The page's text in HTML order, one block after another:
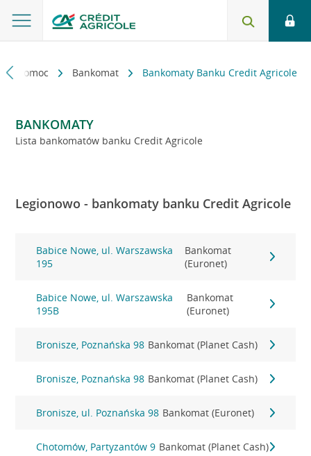
i pomoc Bankomat Bankomaty Banku Credit Agricole
BANKOMATY
Lista bankomatów banku Credit Agricole
Legionowo - bankomaty banku Credit Agricole
Babice Nowe, ul. Warszawska
195
Bankomat
(Euronet)
Babice Nowe, ul. Warszawska
195B
Bankomat
(Euronet)
Bronisze, Poznańska 98 Bankomat (Planet Cash)
Bronisze, Poznańska 98 Bankomat (Planet Cash)
Bronisze, ul. Poznańska 98 Bankomat (Euronet)
Chotomów, Partyzantów 9 Bankomat (Planet Cash)